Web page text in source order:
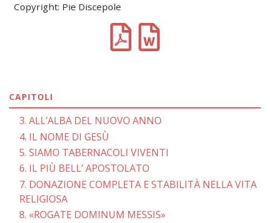
Copyright: Pie Discepole
CAPITOLI
3. ALL’ALBA DEL NUOVO ANNO
4. IL NOME DI GESÙ
5. SIAMO TABERNACOLI VIVENTI
6. IL PIÙ BELL’ APOSTOLATO
7. DONAZIONE COMPLETA E STABILITÀ NELLA VITA
RELIGIOSA
8. «ROGATE DOMINUM MESSIS»